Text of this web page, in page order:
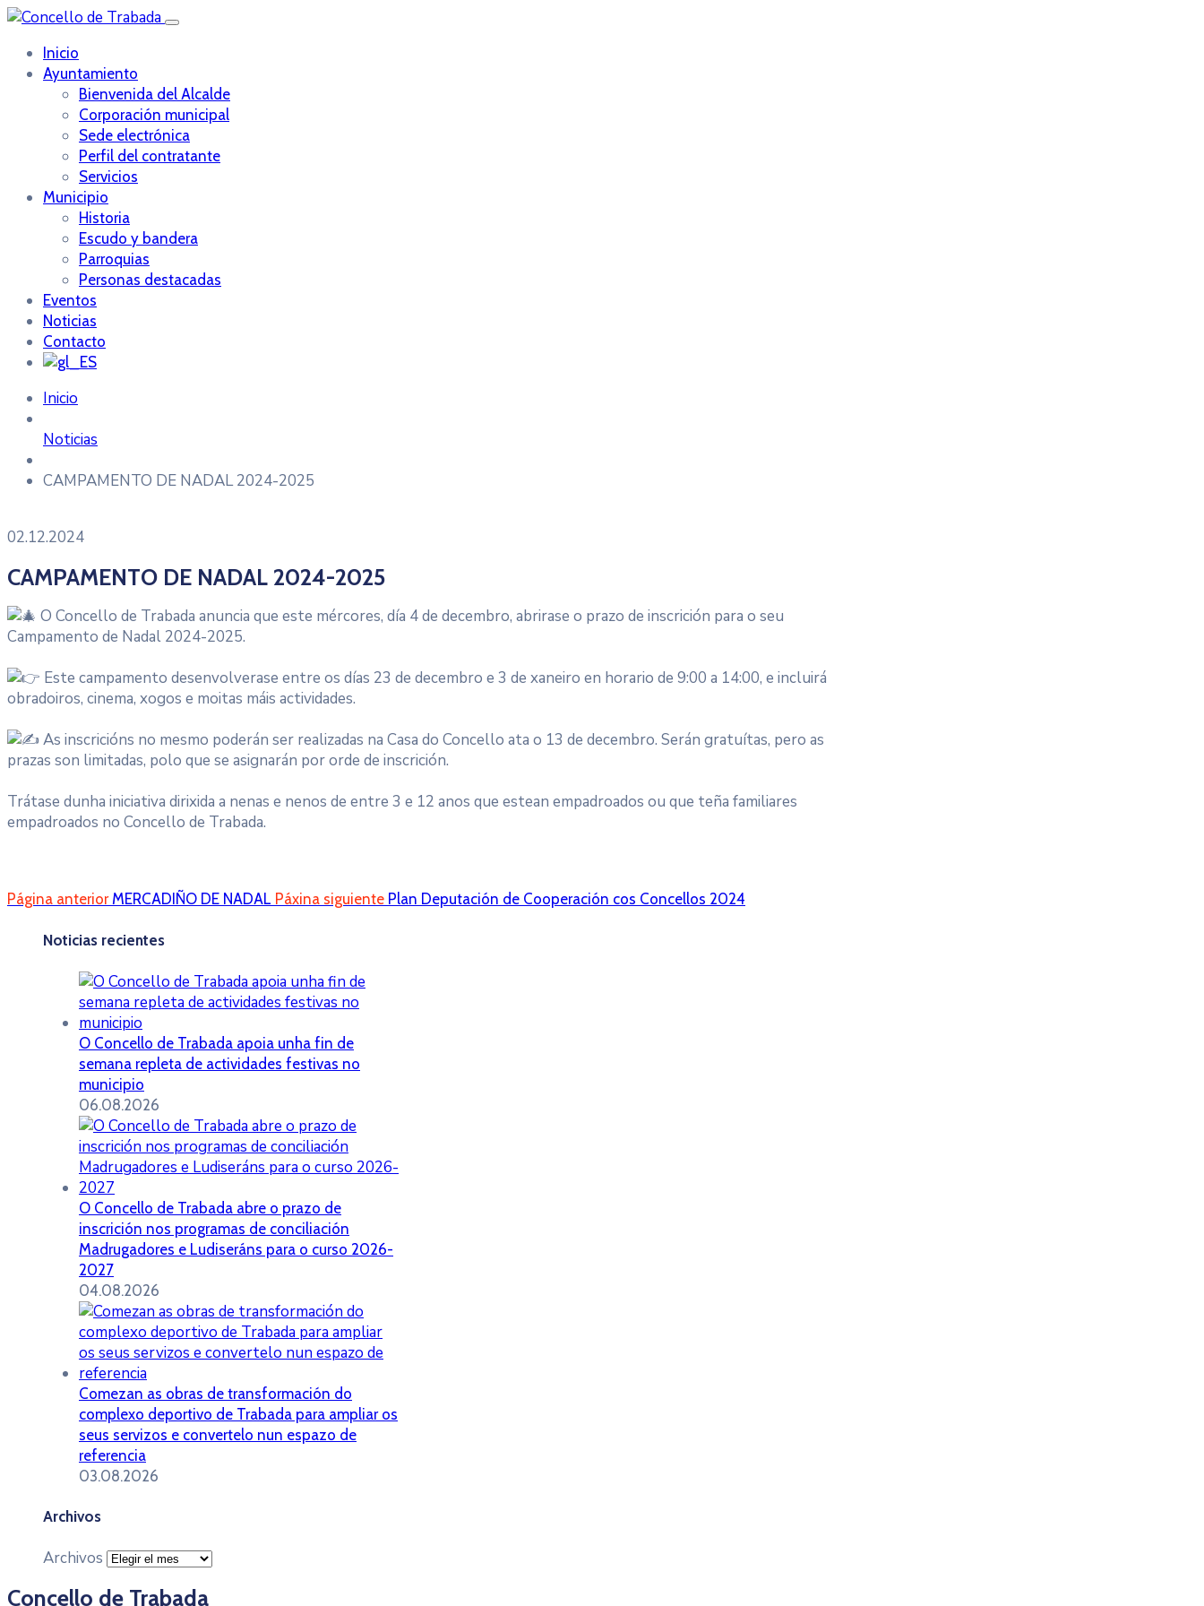
Inicio
Ayuntamiento
Bienvenida del Alcalde
Corporación municipal
Sede electrónica
Perfil del contratante
Servicios
Municipio
Historia
Escudo y bandera
Parroquias
Personas destacadas
Eventos
Noticias
Contacto
Inicio
Noticias
CAMPAMENTO DE NADAL 2024-2025
02.12.2024
CAMPAMENTO DE NADAL 2024-2025
O Concello de Trabada anuncia que este mércores, día 4 de decembro, abrirase o prazo de inscrición para o seu
Campamento de Nadal 2024-2025.
Este campamento desenvolverase entre os días 23 de decembro e 3 de xaneiro en horario de 9:00 a 14:00, e incluirá
obradoiros, cinema, xogos e moitas máis actividades.
As inscricións no mesmo poderán ser realizadas na Casa do Concello ata o 13 de decembro. Serán gratuítas, pero as
prazas son limitadas, polo que se asignarán por orde de inscrición.
Trátase dunha iniciativa dirixida a nenas e nenos de entre 3 e 12 anos que estean empadroados ou que teña familiares
empadroados no Concello de Trabada.
Página anterior MERCADIÑO DE NADAL Páxina siguiente Plan Deputación de Cooperación cos Concellos 2024
Noticias recientes
O Concello de Trabada apoia unha fin de
semana repleta de actividades festivas no
municipio
06.08.2026
O Concello de Trabada abre o prazo de
inscrición nos programas de conciliación
Madrugadores e Ludiseráns para o curso 2026-
2027
04.08.2026
Comezan as obras de transformación do
complexo deportivo de Trabada para ampliar os
seus servizos e convertelo nun espazo de
referencia
03.08.2026
Archivos
Archivos
Concello de Trabada